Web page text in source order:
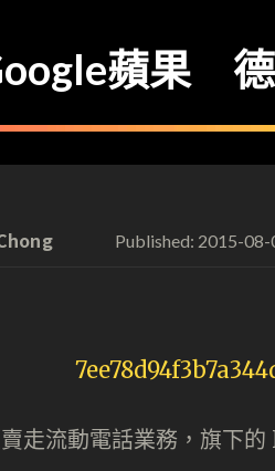
蘋果 德
Published: 2015-08-
走流動電話業務，旗下